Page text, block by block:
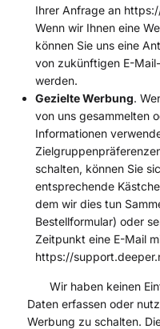
Ihrer Anfrage an
Wenn wir Ihnen eine
können Sie uns eine
von zukünftigen E-
werden.
Gezielte Werbung.
von uns gesammelten
Informationen
schalten, können Sie
entsprechende
dem wir dies tun
Bestellformular) oder
Zeitpunkt eine E-Mail
https://
Wir haben keinen
Daten erfassen oder
Werbung zu schalten.